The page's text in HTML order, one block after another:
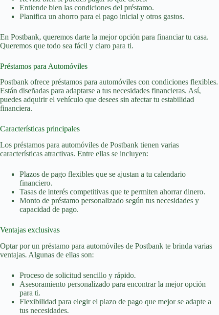
Entiende bien las condiciones del préstamo.
Planifica un ahorro para el pago inicial y otros gastos.
En Postbank, queremos darte la mejor opción para financiar tu casa.
Queremos que todo sea fácil y claro para ti.
Préstamos para Automóviles
Postbank ofrece préstamos para automóviles con condiciones flexibles.
Están diseñadas para adaptarse a tus necesidades financieras. Así,
puedes adquirir el vehículo que desees sin afectar tu estabilidad
financiera.
Características principales
Los préstamos para automóviles de Postbank tienen varias
características atractivas. Entre ellas se incluyen:
Plazos de pago flexibles que se ajustan a tu calendario
financiero.
Tasas de interés competitivas que te permiten ahorrar dinero.
Monto de préstamo personalizado según tus necesidades y
capacidad de pago.
Ventajas exclusivas
Optar por un préstamo para automóviles de Postbank te brinda varias
ventajas. Algunas de ellas son:
Proceso de solicitud sencillo y rápido.
Asesoramiento personalizado para encontrar la mejor opción
para ti.
Flexibilidad para elegir el plazo de pago que mejor se adapte a
tus necesidades.